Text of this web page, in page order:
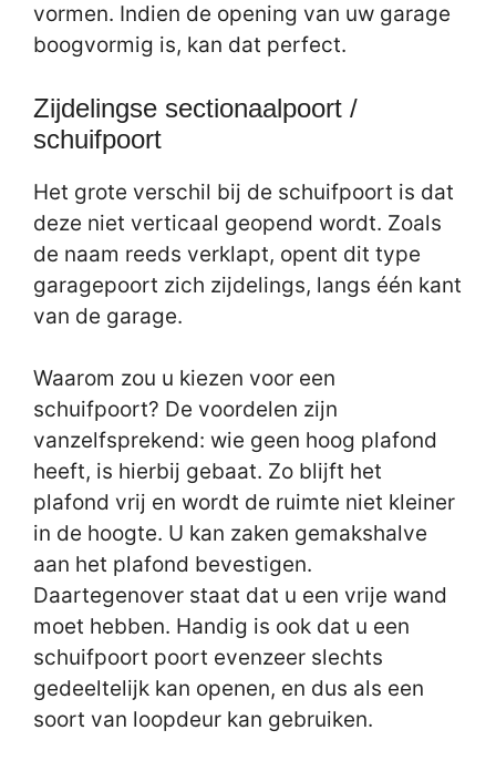
vormen. Indien de opening van uw garage
boogvormig is, kan dat perfect.
Zijdelingse sectionaalpoort /
schuifpoort
Het grote verschil bij de schuifpoort is dat
deze niet verticaal geopend wordt. Zoals
de naam reeds verklapt, opent dit type
garagepoort zich zijdelings, langs één kant
van de garage.
Waarom zou u kiezen voor een
schuifpoort? De voordelen zijn
vanzelfsprekend: wie geen hoog plafond
heeft, is hierbij gebaat. Zo blijft het
plafond vrij en wordt de ruimte niet kleiner
in de hoogte. U kan zaken gemakshalve
aan het plafond bevestigen.
Daartegenover staat dat u een vrije wand
moet hebben. Handig is ook dat u een
schuifpoort poort evenzeer slechts
gedeeltelijk kan openen, en dus als een
soort van loopdeur kan gebruiken.